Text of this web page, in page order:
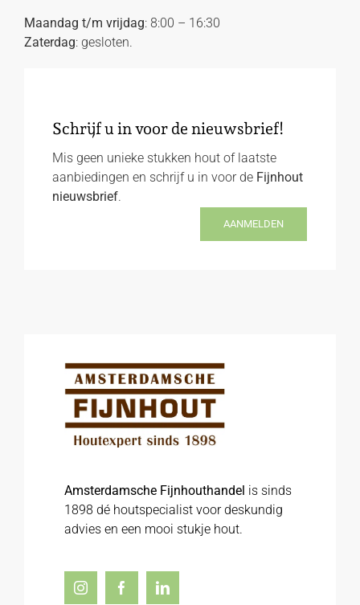
Maandag t/m vrijdag: 8:00 – 16:30
Zaterdag: gesloten.
Schrijf u in voor de nieuwsbrief!
Mis geen unieke stukken hout of laatste
aanbiedingen en schrijf u in voor de Fijnhout
nieuwsbrief.
AANMELDEN
Amsterdamsche Fijnhouthandel is sinds
1898 dé houtspecialist voor deskundig
advies en een mooi stukje hout.